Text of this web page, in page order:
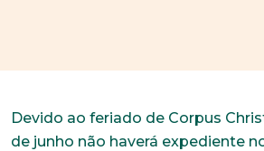
Devido ao feriado de Corpus
de junho não haverá expediente